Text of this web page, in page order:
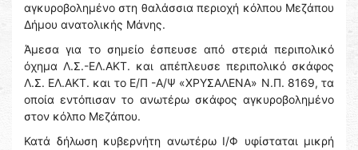
αγκυροβολημένο στη θαλάσσια περιοχή κόλπου Μεζάπου
Δήμου ανατολικής Μάνης.
Άμεσα για το σημείο έσπευσε από στεριά περιπολικό
όχημα Λ.Σ.-ΕΛ.ΑΚΤ. και απέπλευσε περιπολικό σκάφος
Λ.Σ. ΕΛ.ΑΚΤ. και το Ε/Π -Α/Ψ «ΧΡΥΣΑΛΕΝΑ» Ν.Π. 8169, τα
οποία εντόπισαν το ανωτέρω σκάφος αγκυροβολημένο
στον κόλπο Μεζάπου.
Κατά δήλωση κυβερνήτη ανωτέρω Ι/Φ υφίσταται μικρή